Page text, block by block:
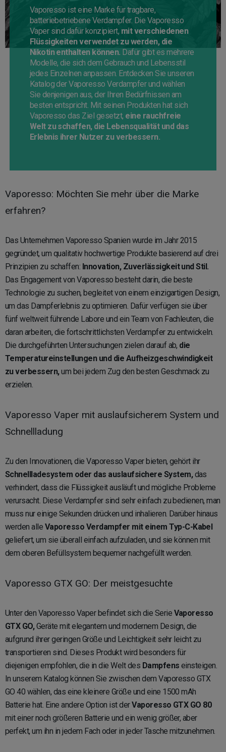
Vaporesso ist eine Marke für tragbare,
batteriebetriebene Verdampfer. Die Vaporesso
Vaper sind dafür konzipiert, mit verschiedenen
Flüssigkeiten verwendet zu werden, die
Nikotin enthalten können. Dafür gibt es mehrere
Modelle, die sich dem Gebrauch und Lebensstil
jedes Einzelnen anpassen. Entdecken Sie unseren
Katalog der Vaporesso Verdampfer und wählen
Sie denjenigen aus, der Ihren Bedürfnissen am
besten entspricht. Mit seinen Produkten hat sich
Vaporesso das Ziel gesetzt, eine rauchfreie
Welt zu schaffen, die Lebensqualität und das
Erlebnis ihrer Nutzer zu verbessern.
Vaporesso: Möchten Sie mehr über die Marke
erfahren?
Das Unternehmen Vaporesso Spanien wurde im Jahr 2015
gegründet, um qualitativ hochwertige Produkte basierend auf drei
Prinzipien zu schaffen: Innovation, Zuverlässigkeit und Stil.
Das Engagement von Vaporesso besteht darin, die beste
Technologie zu suchen, begleitet von einem einzigartigen Design,
um das Dampferlebnis zu optimieren. Dafür verfügen sie über
fünf weltweit führende Labore und ein Team von Fachleuten, die
daran arbeiten, die fortschrittlichsten Verdampfer zu entwickeln.
Die durchgeführten Untersuchungen zielen darauf ab, die
Temperatureinstellungen und die Aufheizgeschwindigkeit
zu verbessern,um bei jedem Zug den besten Geschmack zu
erzielen.
Vaporesso Vaper mit auslaufsicherem System und
Schnellladung
Zu den Innovationen, die Vaporesso Vaper bieten, gehört ihr
Schnellladesystem oder das auslaufsichere System,das
verhindert, dass die Flüssigkeit ausläuft und mögliche Probleme
verursacht. Diese Verdampfer sind sehr einfach zu bedienen, man
muss nur einige Sekunden drücken und inhalieren. Darüber hinaus
werden alle Vaporesso Verdampfer mit einem Typ-C-Kabel
geliefert, um sie überall einfach aufzuladen, und sie können mit
dem oberen Befüllsystem bequemer nachgefüllt werden.
Vaporesso GTX GO: Der meistgesuchte
Unter den Vaporesso Vaper befindet sich die Serie Vaporesso
GTX GO,Geräte mit elegantem und modernem Design, die
aufgrund ihrer geringen Größe und Leichtigkeit sehr leicht zu
transportieren sind. Dieses Produkt wird besonders für
diejenigen empfohlen, die in die Welt des Dampfens einsteigen.
In unserem Katalog können Sie zwischen dem Vaporesso GTX
GO 40 wählen, das eine kleinere Größe und eine 1500 mAh
Batterie hat. Eine andere Option ist derVaporesso GTX GO 80
mit einer noch größeren Batterie und ein wenig größer, aber
perfekt, um ihn in jedem Fach oder in jeder Tasche mitzunehmen.